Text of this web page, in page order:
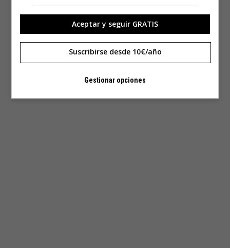
Aceptar y seguir GRATIS
Suscribirse desde 10€/año
Gestionar opciones